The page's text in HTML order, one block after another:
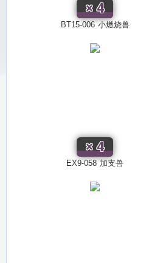
BT15-006 小燃烧兽
×4
EX9-058 加支兽
×4